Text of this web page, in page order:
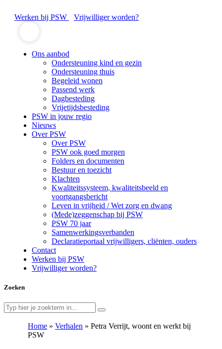
Werken bij PSW Vrijwilliger worden?
Ons aanbod
Ondersteuning kind en gezin
Ondersteuning thuis
Begeleid wonen
Passend werk
Dagbesteding
Vrijetijdsbesteding
PSW in jouw regio
Nieuws
Over PSW
Over PSW
PSW ook goed morgen
Folders en documenten
Bestuur en toezicht
Klachten
Kwaliteitssysteem, kwaliteitsbeeld en
voortgangsbericht
Leven in vrijheid / Wet zorg en dwang
(Mede)zeggenschap bij PSW
PSW 70 jaar
Samenwerkingsverbanden
Declaratieportaal vrijwilligers, cliënten, ouders
Contact
Werken bij PSW
Vrijwilliger worden?
Zoeken
Home » Verhalen » Petra Verrijt, woont en werkt bij
PSW